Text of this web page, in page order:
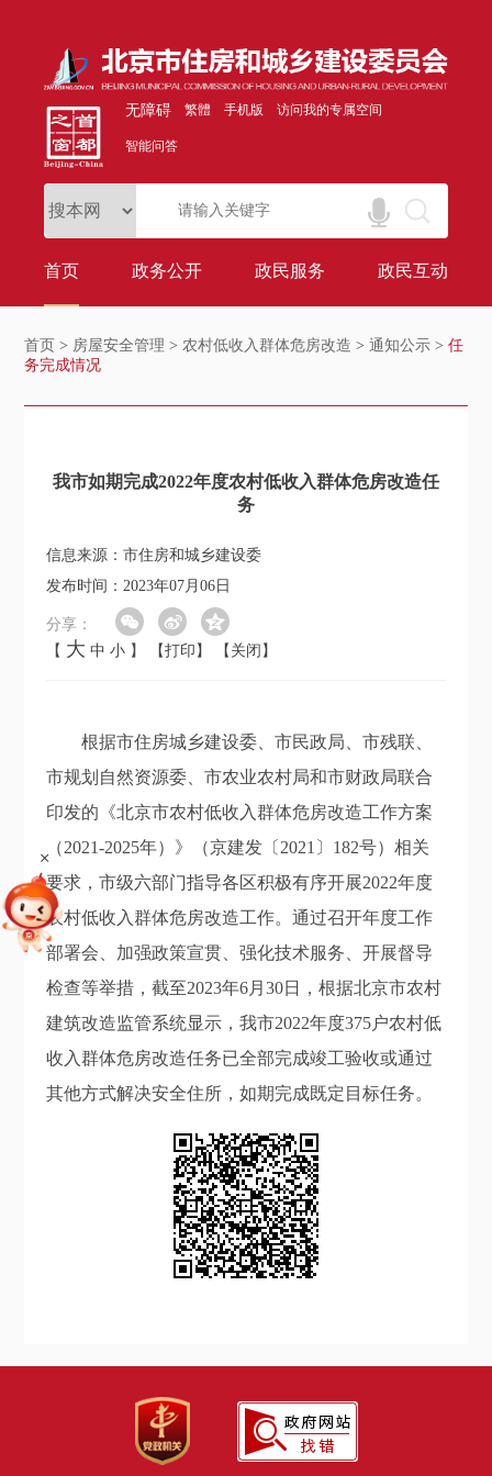
无障碍 繁體 手机版 访问我的专属空间
智能问答
首页 政务公开 政民服务 政民互动
首页 > 房屋安全管理 >农村低收入群体危房改造 >通知公示 >任
务完成情况
我市如期完成2022年度农村低收入群体危房改造任
务
信息来源：市住房和城乡建设委
发布时间：2023年07月06日
分享：
【 大 中 小 】 【打印】 【关闭】
根据市住房城乡建设委、市民政局、市残联、
市规划自然资源委、市农业农村局和市财政局联合
印发的《北京市农村低收入群体危房改造工作方案
（2021-2025年）》（京建发〔2021〕182号）相关
要求，市级六部门指导各区积极有序开展2022年度
农村低收入群体危房改造工作。通过召开年度工作
部署会、加强政策宣贯、强化技术服务、开展督导
检查等举措，截至2023年6月30日，根据北京市农村
建筑改造监管系统显示，我市2022年度375户农村低
收入群体危房改造任务已全部完成竣工验收或通过
其他方式解决安全住所，如期完成既定目标任务。
+